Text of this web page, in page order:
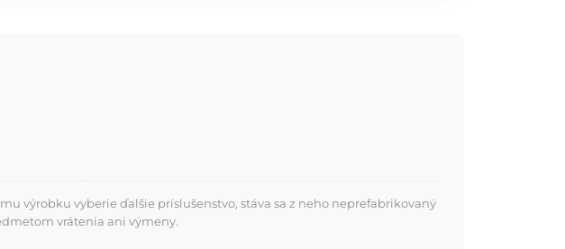
výrobku vyberie ďalšie príslušenstvo, stáva sa z neho neprefabrikovaný
vrátenia ani výmeny.